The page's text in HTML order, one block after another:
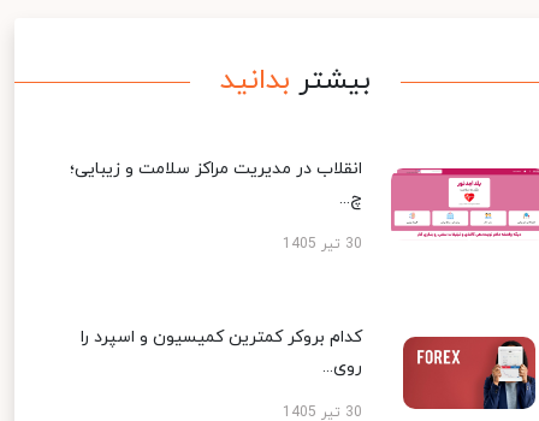
بیشتر بدانید
انقلاب در مدیریت مراکز سلامت و زیبایی؛
چ...
30 تیر 1405
کدام بروکر کمترین کمیسیون و اسپرد را
روی...
30 تیر 1405